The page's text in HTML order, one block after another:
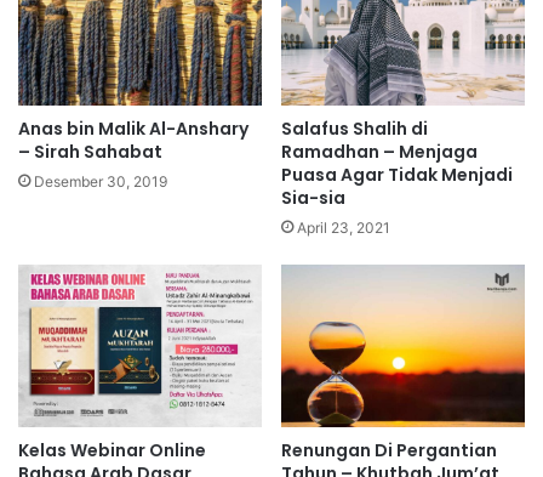
Anas bin Malik Al-Anshary
– Sirah Sahabat
Desember 30, 2019
Salafus Shalih di
Ramadhan – Menjaga
Puasa Agar Tidak Menjadi
Sia-sia
April 23, 2021
Kelas Webinar Online
Renungan Di Pergantian